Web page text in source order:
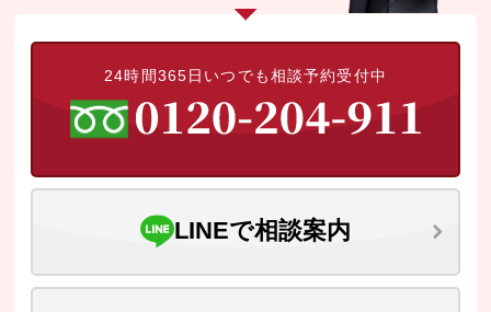
24時間365日いつでも相談予約受付中
LINEで相談案内